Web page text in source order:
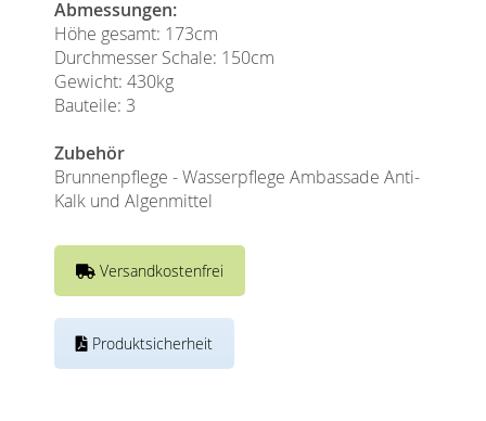
Abmessungen:
Höhe gesamt: 173cm
Durchmesser Schale: 150cm
Gewicht: 430kg
Bauteile: 3
Zubehör
Brunnenpflege - Wasserpflege Ambassade Anti-
Kalk und Algenmittel
Versandkostenfrei
Produktsicherheit